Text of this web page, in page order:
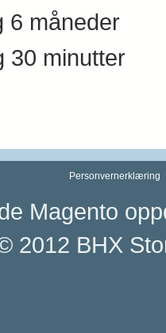
6 måneder
30 minutter
Personvernerklæring
Magento
2012 BHX